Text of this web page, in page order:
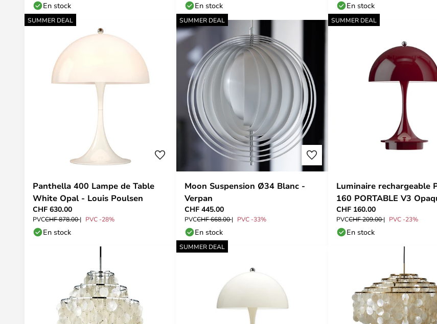
En stock En stock En stock
SUMMER DEAL
Panthella 400 Lampe de Table
White Opal - Louis Poulsen
CHF 630.00
PVCCHF 878.00 PVC -28%
En stock
SUMMER DEAL
Moon Suspension Ø34 Blanc -
Verpan
CHF 445.00
PVCCHF 668.00 PVC -33%
En stock
SUMMER DEAL
Luminaire rechargeable
160 PORTABLE V3
Burgundy - Louis Poulsen
CHF 160.00
PVCCHF 209.00 PVC -23%
En stock
SUMMER DEAL